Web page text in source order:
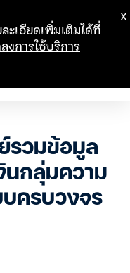
รวมข้อมูล
นกลุ่มความ
บครบวงจร
ะเอียดเพิ่มเติมได้ที่
งการใช้บริการ
X